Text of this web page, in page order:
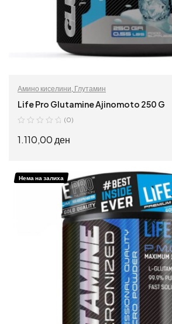
Амино киселини Глутамин
Life Pro Glutamine Ajinomoto 250 G
(0)
1.110,00ден
ПРОЧИТАЈ ПОВЕЌЕ
Нема на залиха